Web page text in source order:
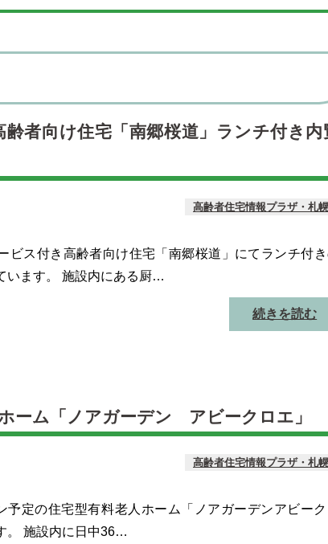
齢者向け住宅「南郷桜道」ランチ付き内
高齢者住宅情報プラザ・札幌
ビス付き高齢者向け住宅「南郷桜道」にてランチ付
います。 施設内にある厨…
続きを読む
ーム「ノアガーデン アビークロエ」
高齢者住宅情報プラザ・札幌
予定の住宅型有料老人ホーム「ノアガーデンアビーク
。 施設内に日中36…